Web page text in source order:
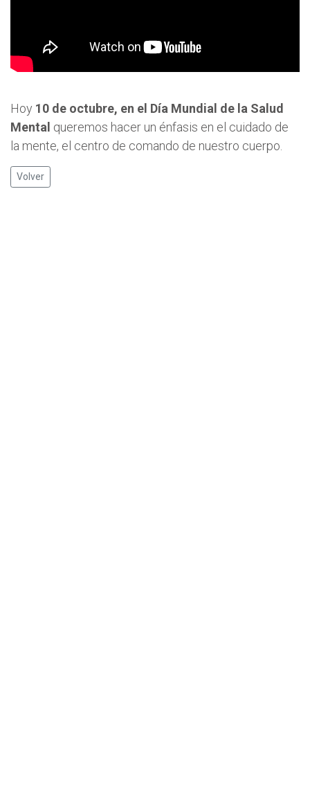
Hoy 10 de octubre, en el Día Mundial de la Salud
Mental queremos hacer un énfasis en el cuidado de
la mente, el centro de comando de nuestro cuerpo.
Volver